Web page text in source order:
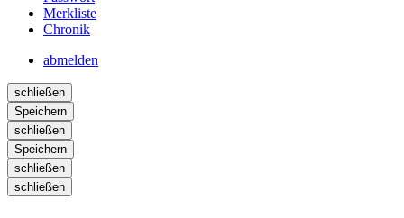
Merkliste
Chronik
abmelden
schließen
Speichern
schließen
Speichern
schließen
schließen